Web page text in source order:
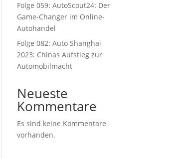
Folge 059: AutoScout24: Der
Game-Changer im Online-
Autohandel
Folge 082: Auto Shanghai
2023: Chinas Aufstieg zur
Automobilmacht
Neueste
Kommentare
Es sind keine Kommentare
vorhanden.